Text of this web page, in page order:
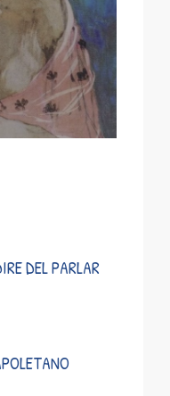
DEL PARLAR